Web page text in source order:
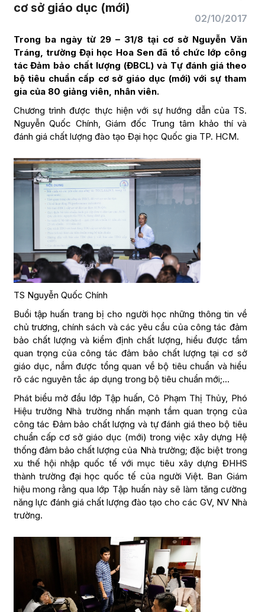
cơ sở giáo dục (mới)
02/10/2017
Trong ba ngày từ 29 – 31/8 tại cơ sở Nguyễn Văn
Tráng, trường Đại học Hoa Sen đã tổ chức lớp công
tác Đảm bảo chất lượng (ĐBCL) và Tự đánh giá theo
bộ tiêu chuẩn cấp cơ sở giáo dục (mới) với sự tham
gia của 80 giảng viên, nhân viên.
Chương trình được thực hiện với sự hướng dẫn của TS.
Nguyễn Quốc Chính, Giám đốc Trung tâm khảo thí và
đánh giá chất lượng đào tạo Đại học Quốc gia TP. HCM.
TS Nguyễn Quốc Chính
Buổi tập huấn trang bị cho người học những thông tin về
chủ trương, chính sách và các yêu cầu của công tác đảm
bảo chất lượng và kiểm định chất lượng, hiểu được tầm
quan trọng của công tác đảm bảo chất lượng tại cơ sở
giáo dục, nắm được tổng quan về bộ tiêu chuẩn và hiểu
rõ các nguyên tắc áp dụng trong bộ tiêu chuẩn mới;…
Phát biểu mở đầu lớp Tập huấn, Cô Phạm Thị Thủy, Phó
Hiệu trưởng Nhà trường nhấn mạnh tầm quan trọng của
công tác Đảm bảo chất lượng và tự đánh giá theo bộ tiêu
chuẩn cấp cơ sở giáo dục (mới) trong việc xây dựng Hệ
thống đảm bảo chất lượng của Nhà trường; đặc biệt trong
xu thế hội nhập quốc tế với mục tiêu xây dựng ĐHHS
thành trường đại học quốc tế của người Việt. Ban Giám
hiệu mong rằng qua lớp Tập huấn này sẽ làm tăng cường
năng lực đánh giá chất lượng đào tạo cho các GV, NV Nhà
trường.